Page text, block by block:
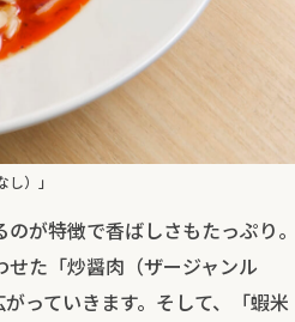
）」
が特徴で香ばしさもたっぷり。
た「炒醤肉（ザージャンル
っていきます。そして、「蝦米